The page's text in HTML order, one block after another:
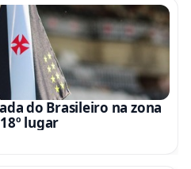
do Brasileiro na zona
lugar